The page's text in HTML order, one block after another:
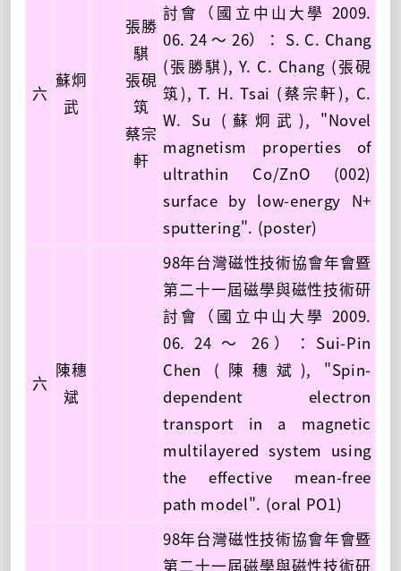
六
蘇炯
武
張勝
騏
張硯
筑
蔡宗
軒
討會（國立中山大學 2009.
06. 24 ～ 26）： S. C. Chang
(張勝騏), Y. C. Chang (張硯
筑), T. H. Tsai (蔡宗軒), C.
W. Su (蘇炯武), "Novel
magnetism properties of
ultrathin Co/ZnO (002)
surface by low-energy N+
sputtering". (poster)
六
陳穗
斌
98年台灣磁性技術協會年會暨
第二十一屆磁學與磁性技術研
討會（國立中山大學 2009.
06. 24 ～ 26）：Sui-Pin
Chen (陳穗斌), "Spin-
dependent electron
transport in a magnetic
multilayered system using
the effective mean-free
path model". (oral PO1)
98年台灣磁性技術協會年會暨
第二十一屆磁學與磁性技術研